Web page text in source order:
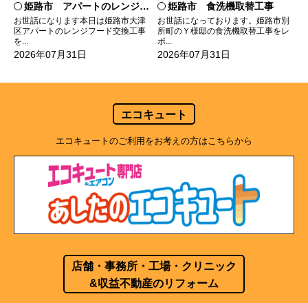
姫路市 アパートのレンジフード交換
お世話になります本日は姫路市大津
区アパートのレンジフード交換工事
を...
2026年07月31日
姫路市 食洗機取替工事
お世話になっております。姫路市別
所町のＹ様邸の食洗機取替工事をレ
ポ...
2026年07月31日
エコキュート
エコキュートのご利用をお考えの方はこちらから
店舗・事務所・工場・クリニック
&収益不動産のリフォーム